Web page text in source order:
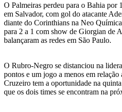
O Palmeiras perdeu para o Bahia por
em Salvador, com gol do atacante
diante do Corinthians na Neo
para 2 a 1 com show de Giorgian de
balançaram as redes em São Paulo.
O Rubro-Negro se distanciou na
pontos e um jogo a menos em
Cruzeiro tem a oportunidade na
que os dois times se encontram na